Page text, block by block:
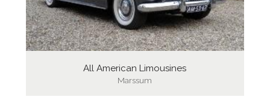
All American Limousines
Marssum